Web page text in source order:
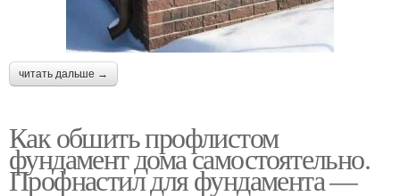
читать дальше →
Как обшить профлистом
фундамент дома самостоятельно.
Профнастил для фундамента —